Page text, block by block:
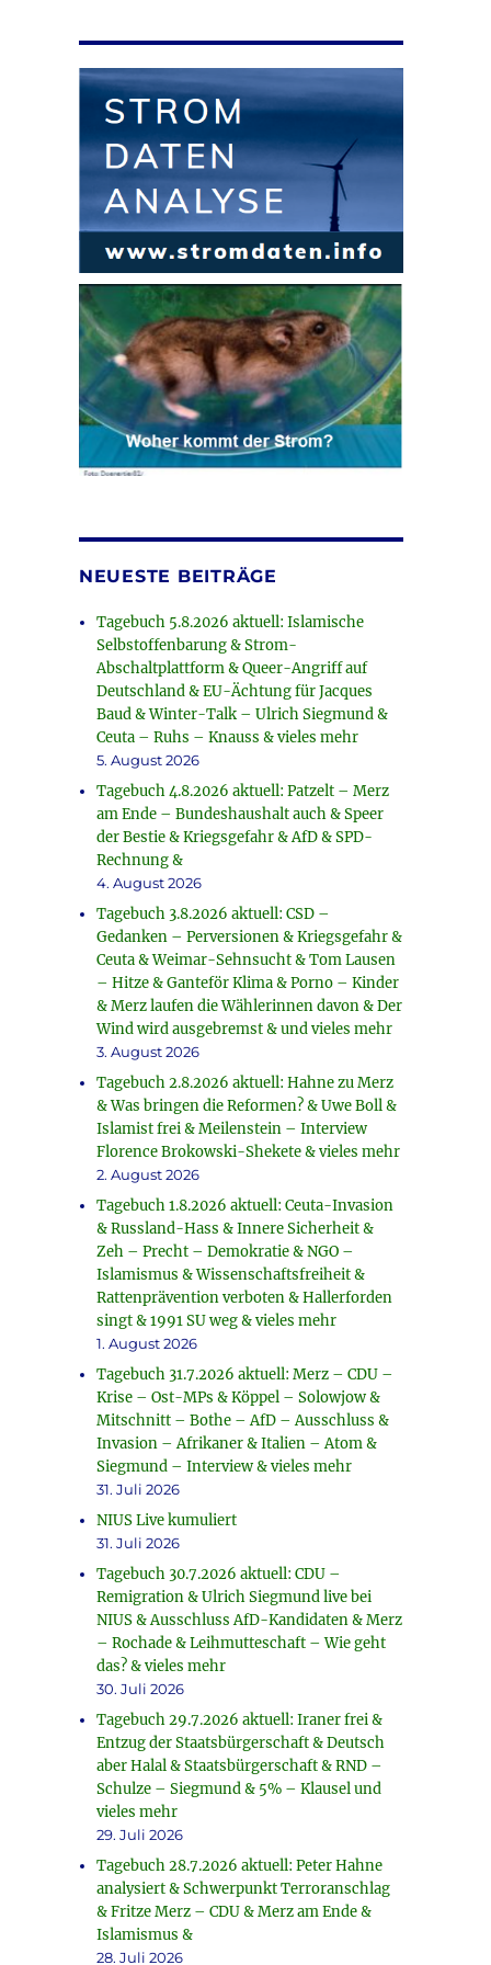
NEUESTE BEITRÄGE
Tagebuch 5.8.2026 aktuell: Islamische
Selbstoffenbarung & Strom-
Abschaltplattform & Queer-Angriff auf
Deutschland & EU-Ächtung für Jacques
Baud & Winter-Talk – Ulrich Siegmund &
Ceuta – Ruhs – Knauss & vieles mehr
5. August 2026
Tagebuch 4.8.2026 aktuell: Patzelt – Merz
am Ende – Bundeshaushalt auch & Speer
der Bestie & Kriegsgefahr & AfD & SPD-
Rechnung &
4. August 2026
Tagebuch 3.8.2026 aktuell: CSD –
Gedanken – Perversionen & Kriegsgefahr &
Ceuta & Weimar-Sehnsucht & Tom Lausen
– Hitze & Ganteför Klima & Porno – Kinder
& Merz laufen die Wählerinnen davon & Der
Wind wird ausgebremst & und vieles mehr
3. August 2026
Tagebuch 2.8.2026 aktuell: Hahne zu Merz
& Was bringen die Reformen? & Uwe Boll &
Islamist frei & Meilenstein – Interview
Florence Brokowski-Shekete & vieles mehr
2. August 2026
Tagebuch 1.8.2026 aktuell: Ceuta-Invasion
& Russland-Hass & Innere Sicherheit &
Zeh – Precht – Demokratie & NGO –
Islamismus & Wissenschaftsfreiheit &
Rattenprävention verboten & Hallerforden
singt & 1991 SU weg & vieles mehr
1. August 2026
Tagebuch 31.7.2026 aktuell: Merz – CDU –
Krise – Ost-MPs & Köppel – Solowjow &
Mitschnitt – Bothe – AfD – Ausschluss &
Invasion – Afrikaner & Italien – Atom &
Siegmund – Interview & vieles mehr
31. Juli 2026
NIUS Live kumuliert
31. Juli 2026
Tagebuch 30.7.2026 aktuell: CDU –
Remigration & Ulrich Siegmund live bei
NIUS & Ausschluss AfD-Kandidaten & Merz
– Rochade & Leihmutteschaft – Wie geht
das? & vieles mehr
30. Juli 2026
Tagebuch 29.7.2026 aktuell: Iraner frei &
Entzug der Staatsbürgerschaft & Deutsch
aber Halal & Staatsbürgerschaft & RND –
Schulze – Siegmund & 5% – Klausel und
vieles mehr
29. Juli 2026
Tagebuch 28.7.2026 aktuell: Peter Hahne
analysiert & Schwerpunkt Terroranschlag
& Fritze Merz – CDU & Merz am Ende &
Islamismus &
28. Juli 2026